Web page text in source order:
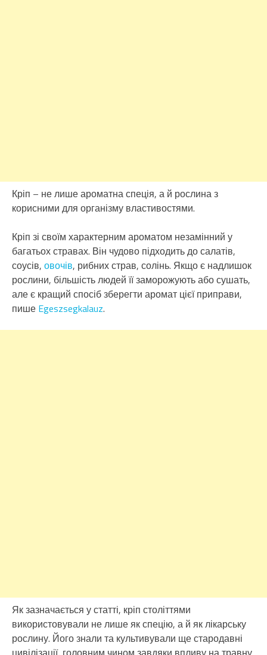
Кріп – не лише ароматна спеція, а й рослина з
корисними для організму властивостями.
Кріп зі своїм характерним ароматом незамінний у
багатьох стравах. Він чудово підходить до салатів,
соусів, овочів, рибних страв, солінь. Якщо є надлишок
рослини, більшість людей її заморожують або сушать,
але є кращий спосіб зберегти аромат цієї приправи,
пише Egeszsegkalauz.
Як зазначається у статті, кріп століттями
використовували не лише як спецію, а й як лікарську
рослину. Його знали та культивували ще стародавні